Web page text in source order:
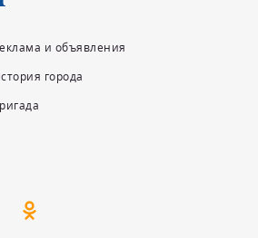
и объявления
города